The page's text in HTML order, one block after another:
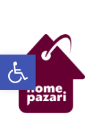
Ανοίξτε τη γραμμή εργαλείων